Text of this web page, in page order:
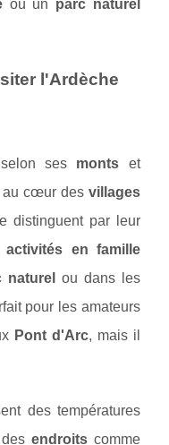
ou un parc naturel
l'Ardèche
ses monts et
au cœur des villages
distinguent par leur
activités en famille
naturel
ou dans les
pour les amateurs
Pont d'Arc, mais il
des températures
endroits comme